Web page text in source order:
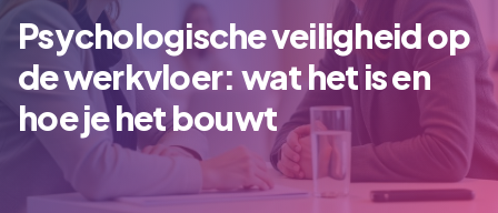
Psychologische veiligheid op
de werkvloer: wat het is en
hoe je het bouwt